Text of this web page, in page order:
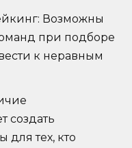
Возможны
при подборе
к неравным
создать
для тех, кто